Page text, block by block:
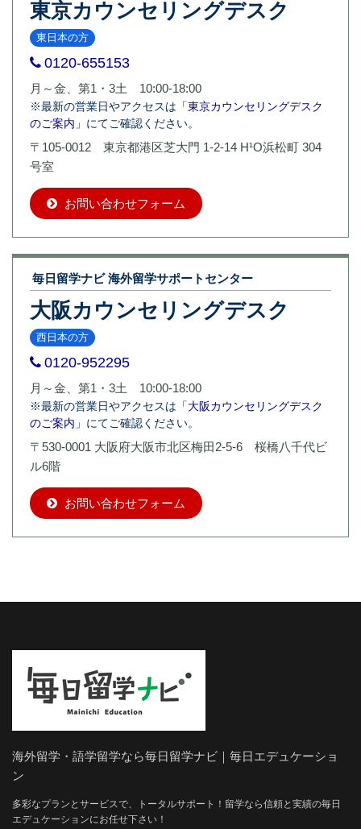
東京カウンセリングデスク
東日本の方
0120-655153
月～金、第1・3土 10:00-18:00
※最新の営業日やアクセスは 「東京カウンセリングデスク
のご案内」 にてご確認ください。
〒105-0012 東京都港区芝大門 1-2-14 H¹O浜松町 304
号室
お問い合わせフォーム
毎日留学ナビ 海外留学サポートセンター
大阪カウンセリングデスク
西日本の方
0120-952295
月～金、第1・3土 10:00-18:00
※最新の営業日やアクセスは 「大阪カウンセリングデスク
のご案内」 にてご確認ください。
〒530-0001 大阪府大阪市北区梅田2-5-6 桜橋八千代ビ
ル6階
お問い合わせフォーム
海外留学・語学留学なら毎日留学ナビ｜毎日エデュケーショ
ン
多彩なプランとサービスで、トータルサポート！留学なら信頼と実績の毎日
エデュケーションにお任せ下さい！